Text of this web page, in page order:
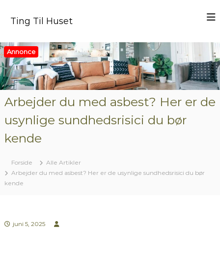
r
e
t
i
l
Ting Til Huset
Annonce
Arbejder du med asbest? Her er de
usynlige sundhedsrisici du bør
kende
Forside
Alle Artikler
Arbejder du med asbest? Her er de usynlige sundhedsrisici du bør
kende
juni 5, 2025